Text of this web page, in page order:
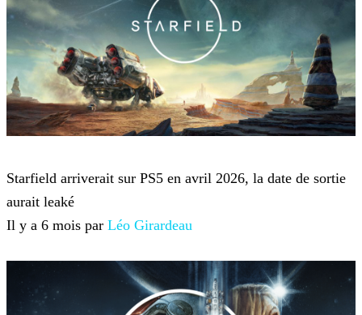
Starfield arriverait sur PS5 en avril 2026, la date de sortie
aurait leaké
Il y a 6 mois par Léo Girardeau